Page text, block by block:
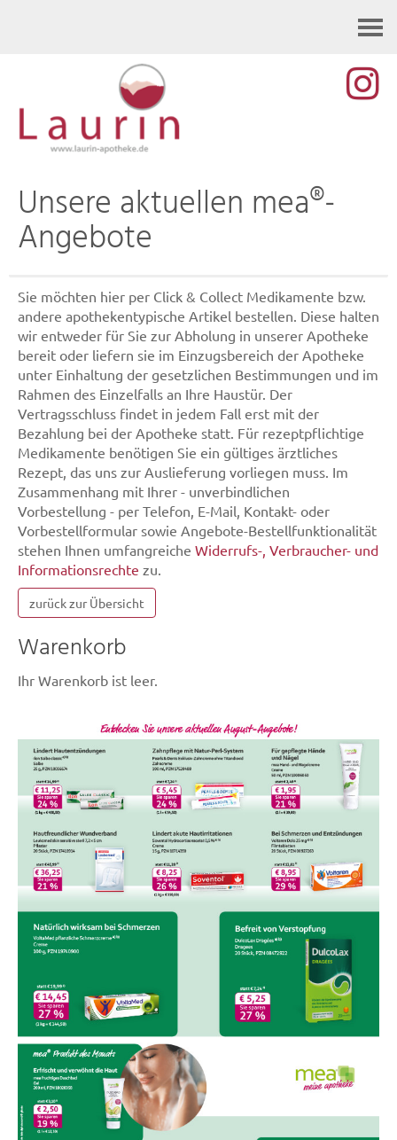
Unsere aktuellen mea®-
Angebote
Sie möchten hier per Click & Collect Medikamente bzw.
andere apothekentypische Artikel bestellen. Diese halten
wir entweder für Sie zur Abholung in unserer Apotheke
bereit oder liefern sie im Einzugsbereich der Apotheke
unter Einhaltung der gesetzlichen Bestimmungen und im
Rahmen des Einzelfalls an Ihre Haustür. Der
Vertragsschluss findet in jedem Fall erst mit der
Bezahlung bei der Apotheke statt. Für rezeptpflichtige
Medikamente benötigen Sie ein gültiges ärztliches
Rezept, das uns zur Auslieferung vorliegen muss. Im
Zusammenhang mit Ihrer - unverbindlichen
Vorbestellung - per Telefon, E-Mail, Kontakt- oder
Vorbestellformular sowie Angebote-Bestellfunktionalität
stehen Ihnen umfangreiche Widerrufs-, Verbraucher- und
Informationsrechte zu.
zurück zur Übersicht
Warenkorb
Ihr Warenkorb ist leer.